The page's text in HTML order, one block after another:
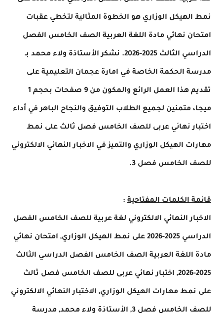
الوزاري هو الخطوة المثالية لتخطي عقبات
نهائي مادة اللغة العربية الصف الخامس الفصل
الدراسي الثالث 2025-2026. نشكر الأستاذة ولاء محمد بـ
الحكمة الخاصة في امارة عجمان التعليمية على
تقديم هذا العمل الرائع والمكون من 9 صفحات بحجم 1
متمنين لجميع الطلاب التوفيق والنجاح الباهر في أداء
نهائي عربى للصف الخامس فصل ثالث على نمط
الهيكل الوزاري والتميز في الاخبار النهائي الالكتروني
الخامس فصل 3.
الكلمات المفتاحية:
النهائي الالكتروني لغة عربية للصف الخامس الفصل
الدراسي 2025-2026 على نمط الهيكل الوزاري, امتحان نهائي
اللغة العربية الصف الخامس الفصل الدراسي الثالث
2025-2026, اختبار نهائي عربى للصف الخامس فصل ثالث
مهارات الهيكل الوزاري, الاختبار النهائي الالكتروني
للصف الخامس فصل 3, الأستاذة ولاء محمد, مدرسة